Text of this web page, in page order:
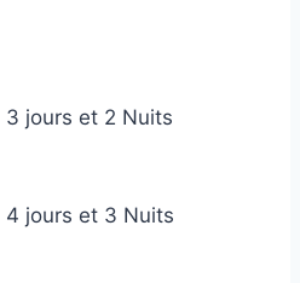
3 jours et 2 Nuits
4 jours et 3 Nuits